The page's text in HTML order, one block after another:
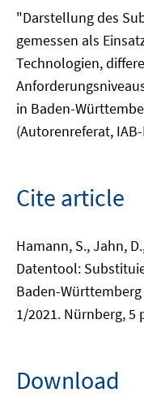
"Darstellung des
gemessen als
Technologien,
in Baden-
(Autorenreferat,
Cite article
Hamann, S., Jahn,
Datentool:
Baden-
1/2021. Nürnberg, 5
Download